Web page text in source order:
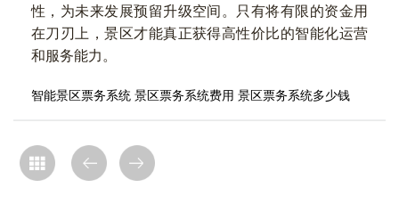
性，为未来发展预留升级空间。只有将有限的资金用
在刀刃上，景区才能真正获得高性价比的智能化运营
和服务能力。
智能景区票务系统 景区票务系统费用 景区票务系统多少钱